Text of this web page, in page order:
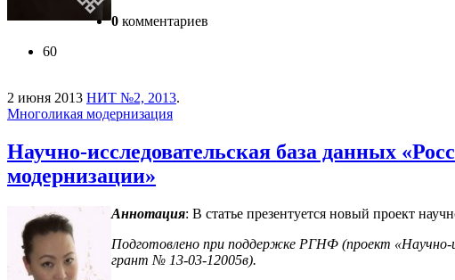
0 комментариев
60
2 июня 2013 НИТ №2, 2013.
Многоликая модернизация
Научно-исследовательская база данных
модернизации»
Аннотация: В статье презентуется новый проект
Подготовлено при поддержке РГНФ (проект «Научно-
грант № 13-03-12005в).